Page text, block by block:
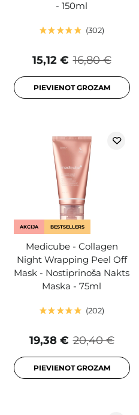
- 150ml
302
16,80 €
15,12 €
PIEVIENOT GROZAM
AKCIJA BESTSELLERS
Medicube - Collagen
Night Wrapping Peel Off
Mask - Nostiprinoša Nakts
Maska - 75ml
202
20,40 €
19,38 €
PIEVIENOT GROZAM